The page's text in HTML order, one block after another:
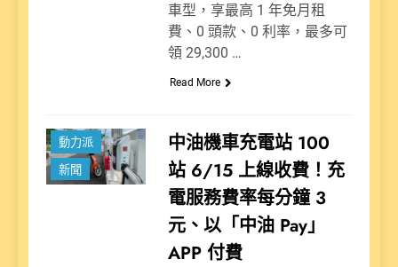
車型，享最高 1 年免月租
費、0 頭款、0 利率，最多可
領 29,300 …
Read More
動力派
新聞
中油機車充電站 100
站 6/15 上線收費！充
電服務費率每分鐘 3
元、以「中油 Pay」
APP 付費